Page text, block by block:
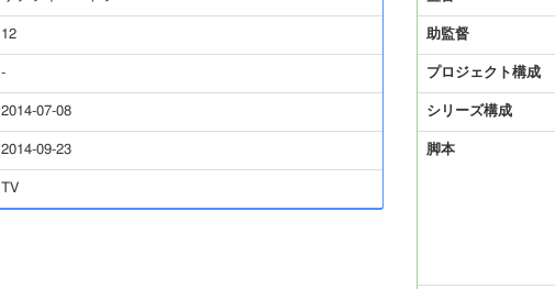
12
-
2014-07-08
2014-09-23
TV
助監督
プロジェクト構成
シリーズ構成
脚本